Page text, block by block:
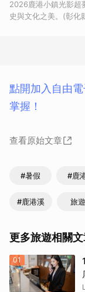
2026鹿港小鎮光影超
史與文化之美。(彰化
點開加入自由
掌握！
查看原始文章
#暑假 #鹿
#鹿港溪 旅遊
更多旅遊相關
01